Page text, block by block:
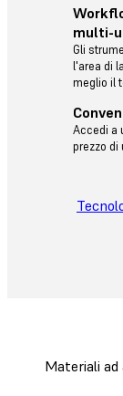
multi-
Gli
l'area di
meglio il
Accedi a
prezzo di
Materiali